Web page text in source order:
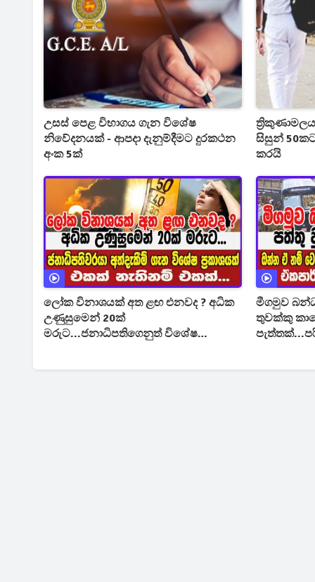
උසස් පෙළ විභාගය ගැන විශේෂ
නිවේදනයක් - ආපදා දැනුම්දීමට දුරකථන
අංක 5ක්
සිසුන්
කරයි
ලෝක විනාශයක් අත ළඟ එනවද ? අධික
උණුසුමෙන් 20ක්
මරුට...ජනාධිපතිගෙනුත් විශේෂ
මීගමුව
තුවක්කු